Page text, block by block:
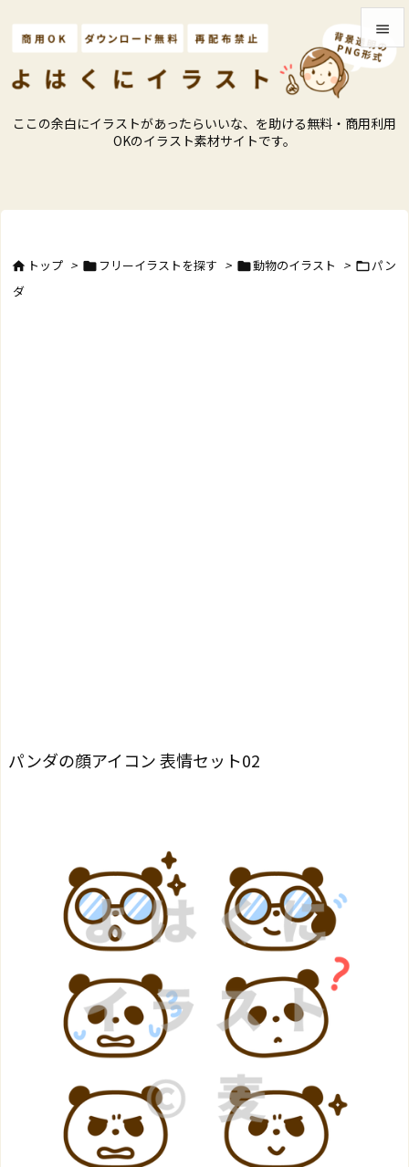
ここの余白にイラストがあったらいいな、を助ける無料・商用利用
OKのイラスト素材サイトです。





 トップ > フリーイラストを探す > 動物のイラスト > パン
ダ
パンダの顔アイコン 表情セット02